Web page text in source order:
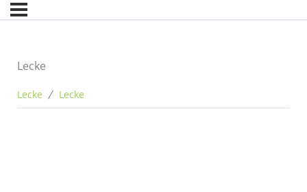
Lecke
Lecke Lecke